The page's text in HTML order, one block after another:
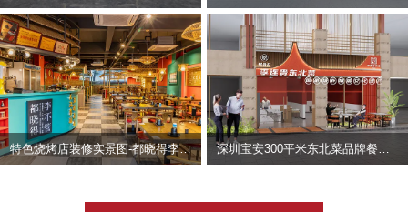
特色烧烤店装修实景图-都晓得李不管